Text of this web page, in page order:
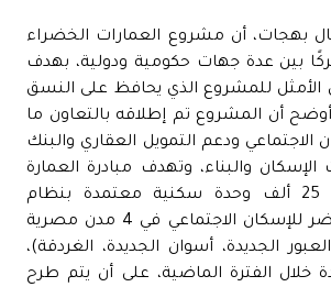
بهجات، أن مشروع العمارات الخضراء
بين عدة جهات حكومية ودولية، بهدف
الأمثل للمشروع الذي يحافظ على النسق
أن المشروع تم إطلاقه بالتعاون ما
الاجتماعي ودعم التمويل العقاري والبنك
الإسكان والبناء، وتهدف مبادرة العمارة
الخضراء إلى بناء 25 ألف وحدة سكنية معتمدة بنظام
تصنيف الهرم الأخضر للإسكان الاجتماعي في 4 مدن مصرية
الجديدة، أسوان الجديدة، الغردقة)،
الفترة الماضية، على أن يتم طرح